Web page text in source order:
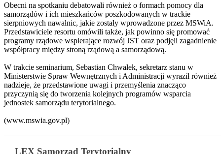
Obecni na spotkaniu debatowali również o formach pomocy dla
samorządów i ich mieszkańców poszkodowanych w trackie
sierpniowych nawałnic, jakie zostały wprowadzone przez MSWiA.
Przedstawiciele resortu omówili także, jak powinno się promować
programy rządowe wspierające rozwój JST oraz podjęli zagadnienie
współpracy między stroną rządową a samorządową.
W trakcie seminarium, Sebastian Chwałek, sekretarz stanu w
Ministerstwie Spraw Wewnętrznych i Administracji wyraził również
nadzieje, że przedstawione uwagi i przemyślenia znacząco
przyczynią się do tworzenia kolejnych programów wsparcia
jednostek samorządu terytorialnego.
(www.mswia.gov.pl)
LEX Samorząd Terytorialny